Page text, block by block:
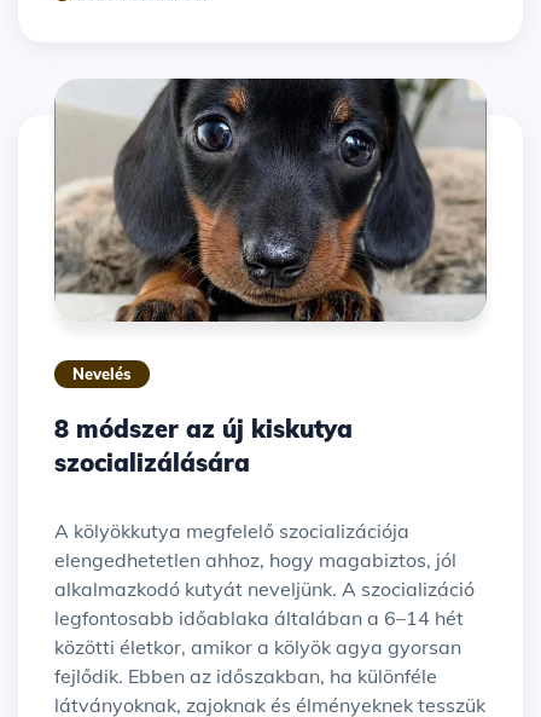
Nevelés
8 módszer az új kiskutya
szocializálására
A kölyökkutya megfelelő szocializációja
elengedhetetlen ahhoz, hogy magabiztos, jól
alkalmazkodó kutyát neveljünk. A szocializáció
legfontosabb időablaka általában a 6–14 hét
közötti életkor, amikor a kölyök agya gyorsan
fejlődik. Ebben az időszakban, ha különféle
látványoknak, zajoknak és élményeknek tesszük